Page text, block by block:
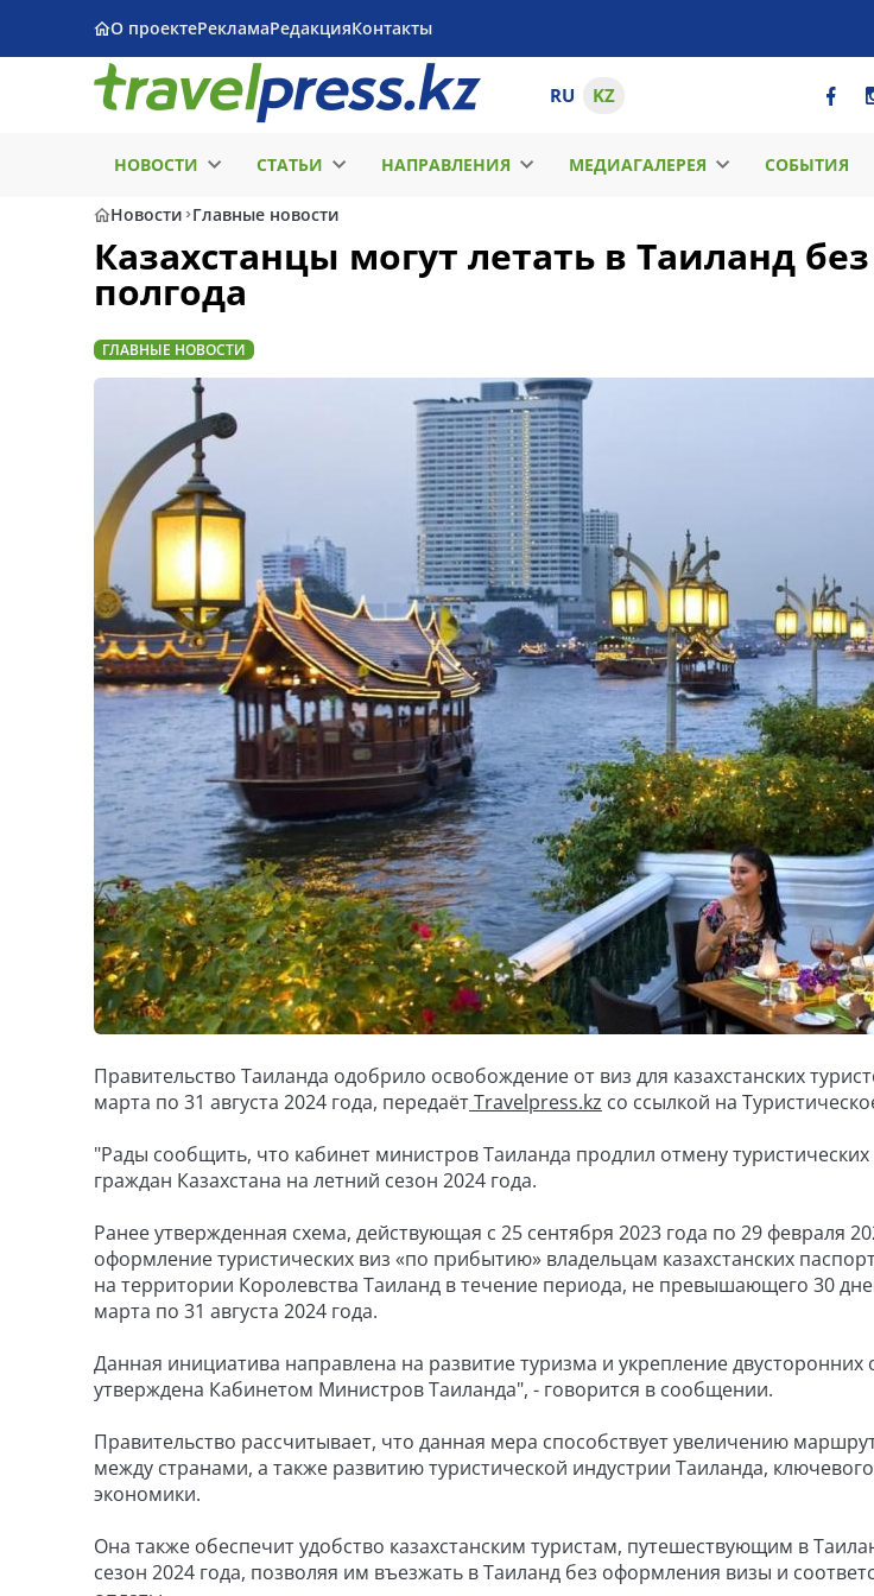
О проектеРекламаРедакцияКонтакты
RU KZ
НОВОСТИ СТАТЬИ НАПРАВЛЕНИЯ МЕДИАГАЛЕРЕЯ СОБЫТИЯ
Новости Главные новости
Казахстанцы могут летать в Таиланд
полгода
ГЛАВНЫЕ НОВОСТИ
Правительство Таиланда одобрило освобождение от виз для казахстанских
марта по 31 августа 2024 года, передаётTravelpress.kz со ссылкой на
"Рады сообщить, что кабинет министров Таиланда продлил отмену
граждан Казахстана на летний сезон 2024 года.
Ранее утвержденная схема, действующая с 25 сентября 2023 года по 29 февраля
оформление туристических виз «по прибытию» владельцам казахстанских
на территории Королевства Таиланд в течение периода, не превышающего 30
марта по 31 августа 2024 года.
Данная инициатива направлена на развитие туризма и укрепление
утверждена Кабинетом Министров Таиланда", - говорится в сообщении.
Правительство рассчитывает, что данная мера способствует увеличению
между странами, а также развитию туристической индустрии Таиланда,
экономики.
Она также обеспечит удобство казахстанским туристам, путешествующим в
сезон 2024 года, позволяя им въезжать в Таиланд без оформления визы и